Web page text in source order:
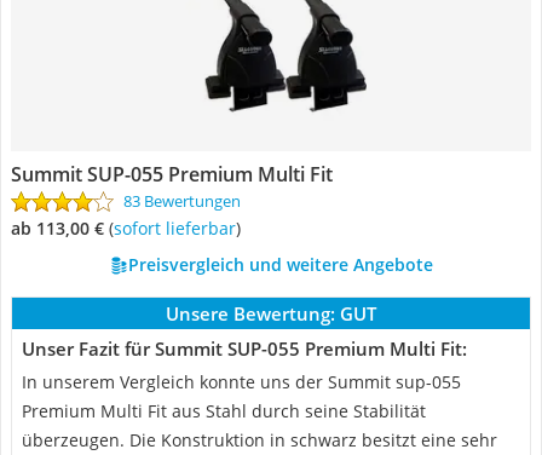
Summit SUP-055 Premium Multi Fit
83 Bewertungen
ab 113,00 € ( Sofort lieferbar)
Preisvergleich und weitere Angebote
Unsere Bewertung: GUT
Unser Fazit für Summit SUP-055 Premium Multi Fit:
In unserem Vergleich konnte uns der Summit sup-055
Premium Multi Fit aus Stahl durch seine Stabilität
überzeugen. Die Konstruktion in schwarz besitzt eine sehr